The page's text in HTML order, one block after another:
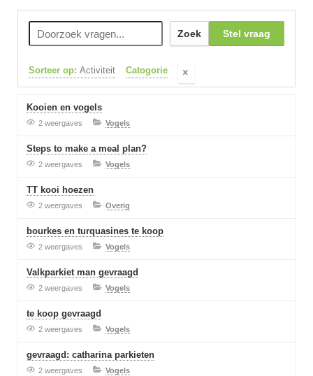
Stel vraag
Zoek
Sorteer op: Activiteit Catogorie
Kooien en vogels
2 weergaves Vogels
Steps to make a meal plan?
2 weergaves Vogels
TT kooi hoezen
2 weergaves Overig
bourkes en turquasines te koop
2 weergaves Vogels
Valkparkiet man gevraagd
2 weergaves Vogels
te koop gevraagd
2 weergaves Vogels
gevraagd: catharina parkieten
2 weergaves Vogels